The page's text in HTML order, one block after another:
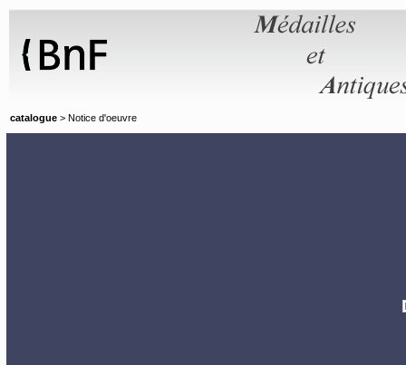
catalogue > Notice d'oeuvre